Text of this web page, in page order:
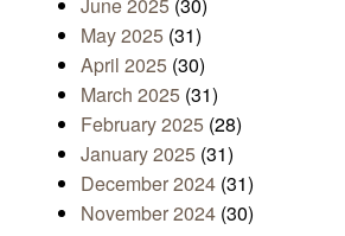
June 2025 (30)
May 2025 (31)
April 2025 (30)
March 2025 (31)
February 2025 (28)
January 2025 (31)
December 2024 (31)
November 2024 (30)